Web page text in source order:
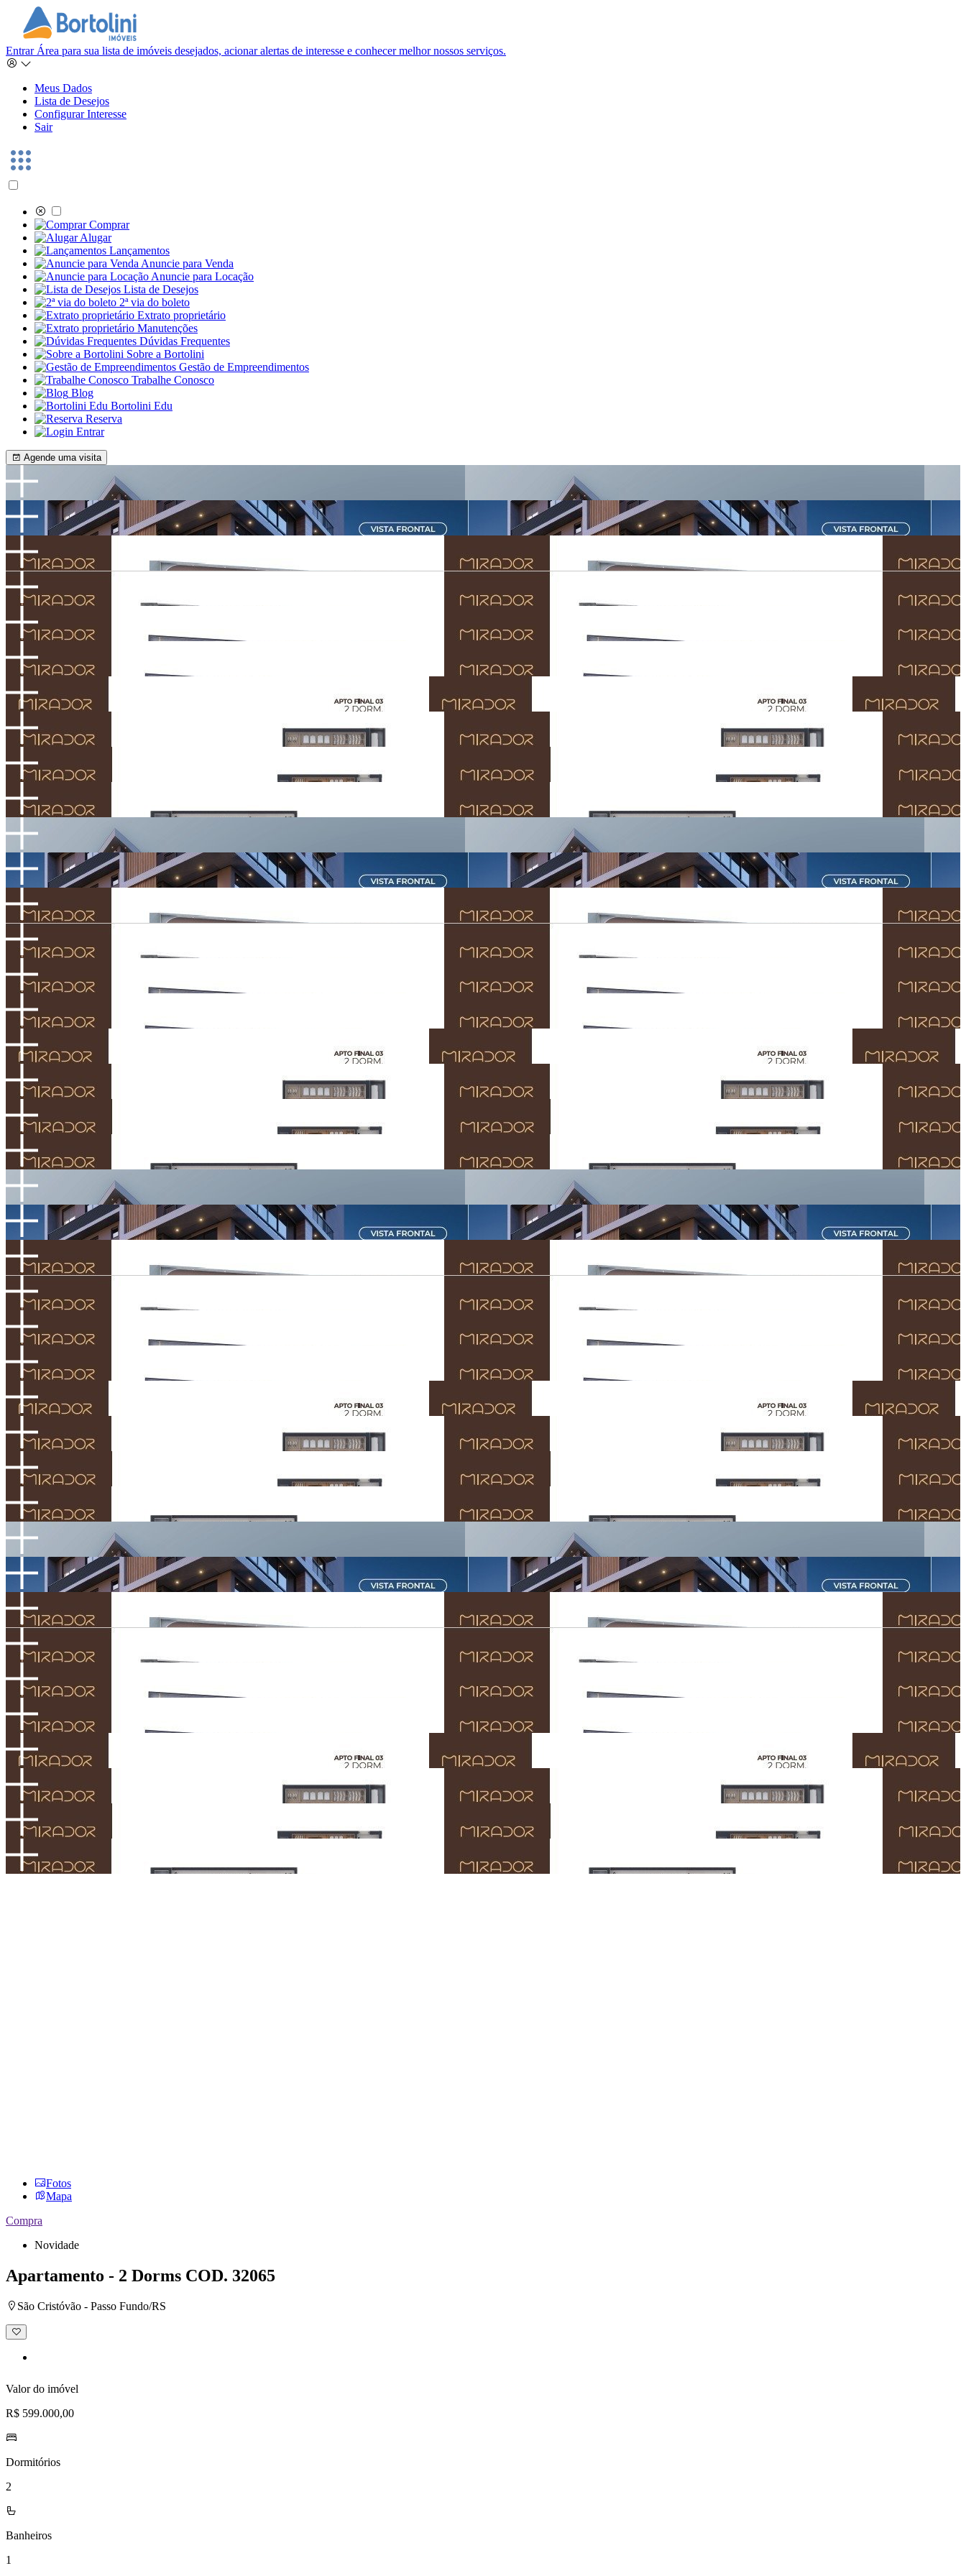
Entrar Área para sua lista de imóveis desejados, acionar alertas de interesse e conhecer melhor nossos serviços.
Meus Dados
Lista de Desejos
Configurar Interesse
Sair
Comprar
Alugar
Lançamentos
Anuncie para Venda
Anuncie para Locação
Lista de Desejos
2ª via do boleto
Extrato proprietário
Manutenções
Dúvidas Frequentes
Sobre a Bortolini
Gestão de Empreendimentos
Trabalhe Conosco
Blog
Bortolini Edu
Reserva
Entrar
Agende uma visita
Fotos
Mapa
Compra
Novidade
Apartamento - 2 Dorms COD. 32065
São Cristóvão - Passo Fundo/RS
Adicionar
à
Valor do imóvel
R$ 599.000,00
Dormitórios
2
Banheiros
1